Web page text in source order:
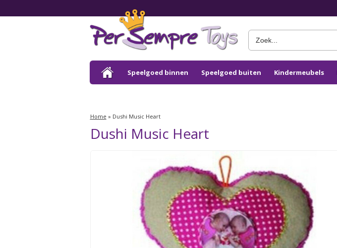
Speelgoed binnen Speelgoed buiten Kindermeubels
Home » Dushi Music Heart
Dushi Music Heart